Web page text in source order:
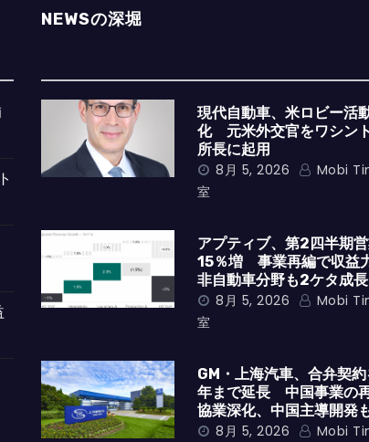
NEWSの深堀
現代自動車、米ロビー活
化 元米外交官をワシン
所長に起用
8月 5, 2026
Mobi
室
アプティブ、第2四半期
15％増 事業再編で収益
非自動車分野も2ケタ成長
8月 5, 2026
Mobi
室
GM・上海汽車、合弁契
年まで延長 中国事業の
協業深化、中国主導開発
8月 5, 2026 Mobi